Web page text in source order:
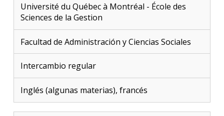
Université du Québec à Montréal - École des
Sciences de la Gestion
Facultad de Administración y Ciencias Sociales
Intercambio regular
Inglés (algunas materias), francés